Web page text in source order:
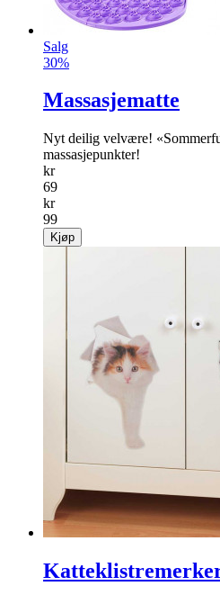
Salg
30%
Massasjematte
Nyt deilig velvære!
massasjepunkter!
kr
69
kr
99
Kjøp